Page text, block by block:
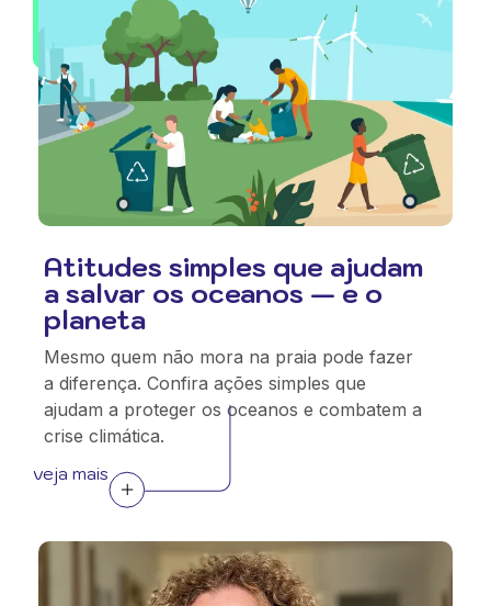
Atitudes simples que ajudam
a salvar os oceanos — e o
planeta
Mesmo quem não mora na praia pode fazer
a diferença. Confira ações simples que
ajudam a proteger os oceanos e combatem a
crise climática.
veja mais